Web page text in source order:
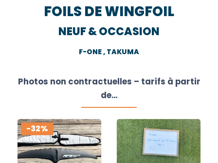
FOILS DE WINGFOIL
NEUF & OCCASION
F-ONE , TAKUMA
Photos non contractuelles – tarifs à partir
de…
-32%